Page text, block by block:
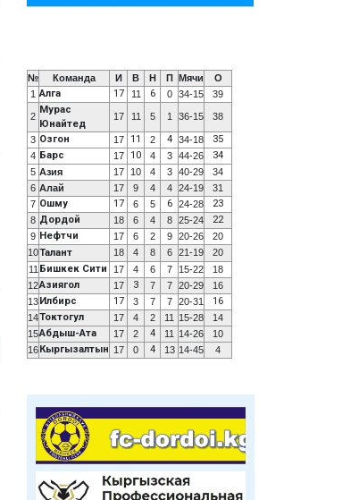
№ Команда И В Н П Мячи
О
1 Алга 17 11 6 0 34-15 39
2
Мурас
Юнайтед
17 11 5 1 36-15 38
3 Озгон 17 11 2 4 34-18 35
4 Барс 17 10 4 3 44-26 34
5 Азия 17 10 4 3 40-29
34
6 Алай 17 9 4 4 24-19
31
7 Ошму 17 6 5 6 24-28 23
8 Дордой 18 6 4 8 25-24 22
9 Нефтчи 17 6 2 9 20-26
20
10Талант 18 4 8 6 21-19
20
11 Бишкек Сити 17 4 6 7 15-22
18
12Азиягол 17 3 7 7 20-29
16
13 Илбирс 17 3 7 7 20-31 16
14Токтогул 17 4 2 11 15-28
14
15Абдыш-Ата 17 2 4 11 14-26
10
16 Кыргызалтын 17 0 4 13 14-45 4